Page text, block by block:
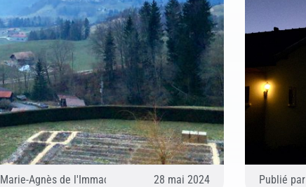
Marie-Agnès de l'Immaculée Conception (Agnès du Pâquier)
28 mai 2024 Publié par